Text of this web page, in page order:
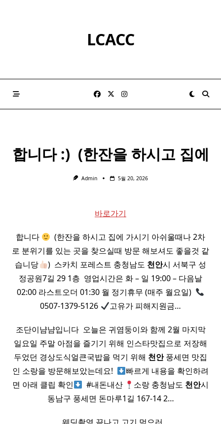
LCACC
합니다 :) ​ (한잔을 하시고 집에
Admin 5월 20, 2026
바로가기
합니다
​ (한잔을 하시고 집에 가시기 아쉬울때나 2차
로 분위기를 있는 곳을 찾으실때 방문 해보셔도 좋을것 같
습니당
) ​ 스카치 포레스트 충청남도 천안시 서북구 성
정공원7길 29 1층 ​ 영업시간은 화 – 일 19:00 – 다음날
02:00 라스트오더 01:30 월 정기휴무 (매주 월요일) ​
0507-1379-5126
고유가 피해지원금…
조단이냠냠입니다 ​ 오늘은 귀염둥이와 함께 2월 마지막
일요일 주말 아점을 즐기기 위해 인스타맛집으로 저장해
두었던 경상도식얼큰국밥을 먹기 위해 천안풍세면 맛집
인 소랑을 방문해보았는데요! ​
빠르게 내용을 확인하려
면 아래 클립 확인
​ #내돈내산 소랑 충청남도 천안시
동남구 풍세면 돈마루1길 167-14 2…